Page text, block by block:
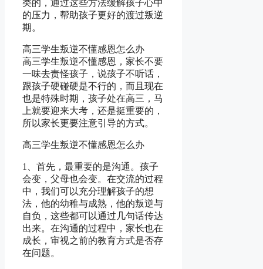
类的，通过这些方法缓解孩子心中
的压力，帮助孩子更好的渡过叛逆
期。
高三学生叛逆不懂感恩怎么办
高三学生叛逆不懂感恩，家长不要
一味去责怪孩子，说孩子不听话，
跟孩子硬碰硬是不行的，而且现在
也是特殊时期，孩子处在高三，马
上就要迎来大考，还是挺重要的，
所以家长更要注意引导的方式。
高三学生叛逆不懂感恩怎么办
1、首先，最重要的是沟通。孩子
会变，父母也会变。在交流的过程
中，我们可以充分理解孩子的想
法，他的幼稚与成熟，他的叛逆与
自负，这些都可以通过几句话传达
出来。在沟通的过程中，家长也在
成长，审视之前的教育方式是否存
在问题。